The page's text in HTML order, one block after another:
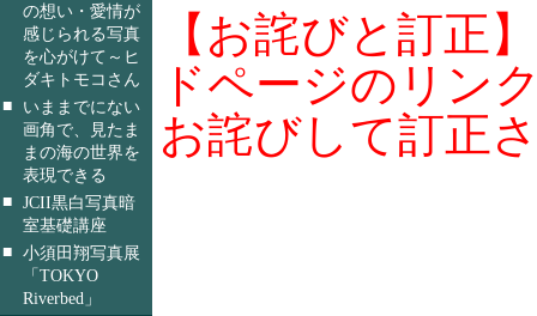
の想い・愛情が
感じられる写真
を心がけて～ヒ
ダキトモコさん
■
いままでにない
画角で、見たま
まの海の世界を
表現できる
■ JCII黒白写真暗
室基礎講座
■ 小須田翔写真展
「TOKYO
Riverbed」
【お詫びと訂正
ドページのリン
お詫びして訂正